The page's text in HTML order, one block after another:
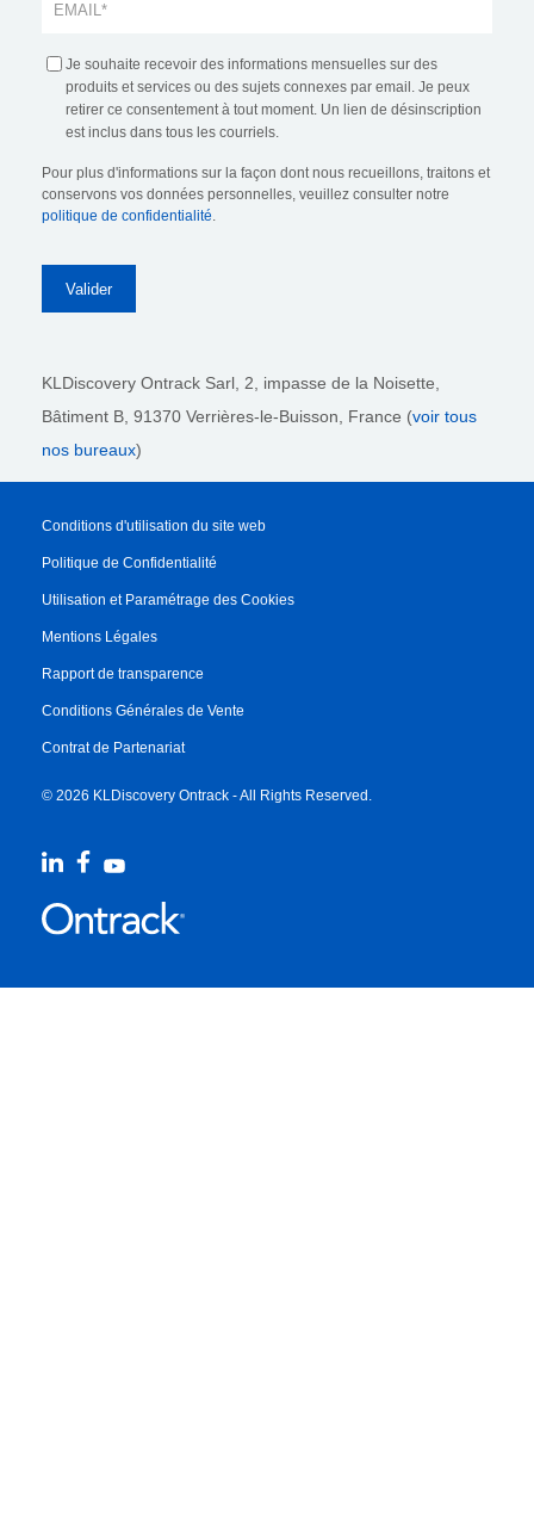
Je souhaite recevoir des informations mensuelles sur des
produits et services ou des sujets connexes par email. Je peux
retirer ce consentement à tout moment. Un lien de désinscription
est inclus dans tous les courriels.
Pour plus d'informations sur la façon dont nous recueillons, traitons et
conservons vos données personnelles, veuillez consulter notre
politique de confidentialité.
KLDiscovery Ontrack Sarl, 2, impasse de la Noisette,
Bâtiment B, 91370 Verrières-le-Buisson, France (voir tous
nos bureaux)
Conditions d'utilisation du site web
Politique de Confidentialité
Utilisation et Paramétrage des Cookies
Mentions Légales
Rapport de transparence
Conditions Générales de Vente
Contrat de Partenariat
© 2026 KLDiscovery Ontrack - All Rights Reserved.